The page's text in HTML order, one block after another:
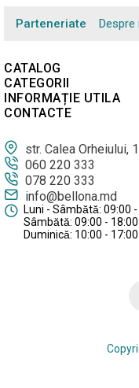
Parteneriate Despre
CATALOG
CATEGORII
INFORMAȚIE UTILA
CONTACTE
str. Calea Orheiului,
060 220 333
078 220 333
info@bellona.md
Luni - Sâmbătă: 09:00
Sâmbătă: 09:00 - 18:00
Duminică: 10:00 - 17:00